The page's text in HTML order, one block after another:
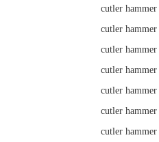
cutler hammer
cutler
cutler
cutler
cutler
cutler
cutler hammer